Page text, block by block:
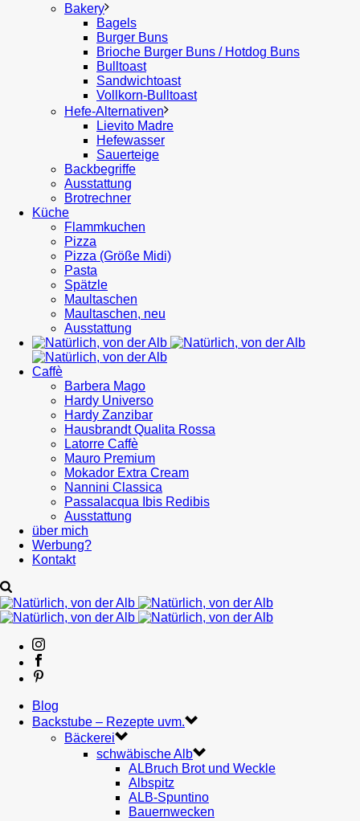
Bakery
Bagels
Burger Buns
Brioche Burger Buns / Hotdog Buns
Bulltoast
Sandwichtoast
Vollkorn-Bulltoast
Hefe-Alternativen
Lievito Madre
Hefewasser
Sauerteige
Backbegriffe
Ausstattung
Brotrechner
Küche
Flammkuchen
Pizza
Pizza (Größe Midi)
Pasta
Spätzle
Maultaschen
Maultaschen, neu
Ausstattung
Caffè
Barbera Mago
Hardy Universo
Hardy Zanzibar
Hausbrandt Qualita Rossa
Latorre Caffè
Mauro Premium
Mokador Extra Cream
Nannini Classica
Passalacqua Ibis Redibis
Ausstattung
über mich
Werbung?
Kontakt
Blog
Backstube – Rezepte uvm.
Bäckerei
schwäbische Alb
ALBruch Brot und Weckle
Albspitz
ALB-Spuntino
Bauernwecken